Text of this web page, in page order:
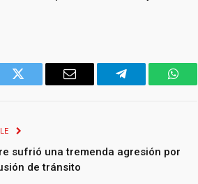
Twitter Email Telegram
sufrió una tremenda agresión por
de tránsito